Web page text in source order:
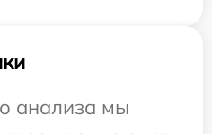
анализа мы